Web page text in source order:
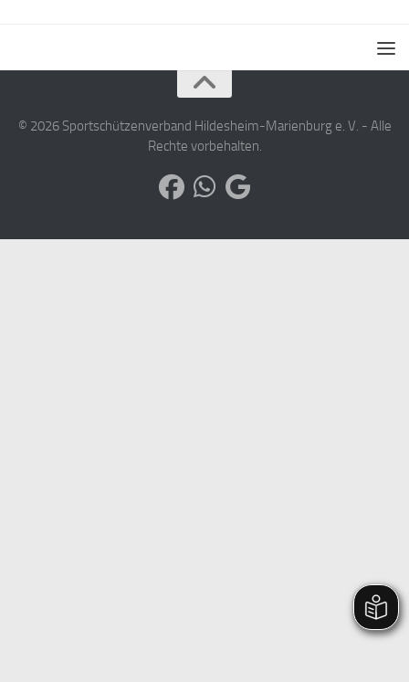
© 2026 Sportschützenverband Hildesheim-Marienburg e. V. - Alle
Rechte vorbehalten.